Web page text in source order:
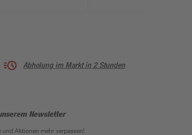
Abholung im Markt in 2 Stunden
Newsletter
Aktionen mehr verpassen!